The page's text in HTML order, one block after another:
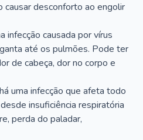
causar desconforto ao engolir
infecção causada por vírus
até os pulmões. Pode ter
de cabeça, dor no corpo e
uma infecção que afeta todo
insuficiência respiratória
perda do paladar,